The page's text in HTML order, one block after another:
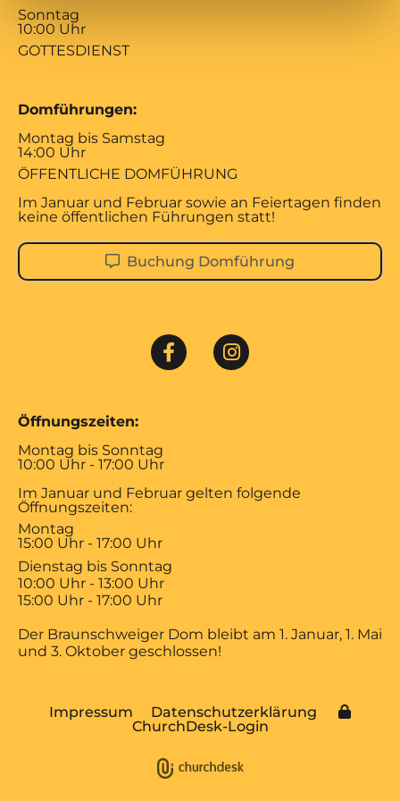
Sonntag
10:00 Uhr
GOTTESDIENST
Domführungen:
Montag bis Samstag
14:00 Uhr
ÖFFENTLICHE DOMFÜHRUNG
Im Januar und Februar sowie an Feiertagen finden
keine öffentlichen Führungen statt!
Buchung Domführung
Öffnungszeiten:
Montag bis Sonntag
10:00 Uhr - 17:00 Uhr
Im Januar und Februar gelten folgende
Öffnungszeiten:
Montag
15:00 Uhr - 17:00 Uhr
Dienstag bis Sonntag
10:00 Uhr - 13:00 Uhr
15:00 Uhr - 17:00 Uhr
Der Braunschweiger Dom bleibt am 1. Januar, 1. Mai
und 3. Oktober geschlossen!
Impressum
Datenschutzerklärung
ChurchDesk-Login